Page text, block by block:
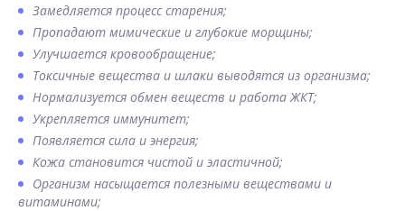
Замедляется процесс старения;
Пропадают мимические и глубокие морщины;
Улучшается кровообращение;
Токсичные вещества и шлаки выводятся из организма;
Нормализуется обмен веществ и работа ЖКТ;
Укрепляется иммунитет;
Появляется сила и энергия;
Кожа становится чистой и эластичной;
Организм насыщается полезными веществами и
витаминами;